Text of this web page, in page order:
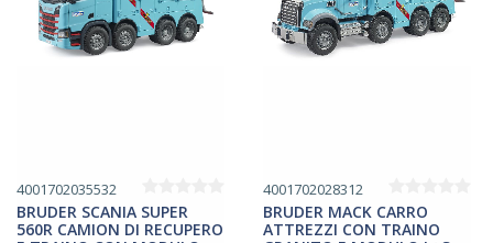
4001702035532
BRUDER SCANIA SUPER
560R CAMION DI RECUPERO
4001702028312
BRUDER MACK CARRO
ATTREZZI CON TRAINO